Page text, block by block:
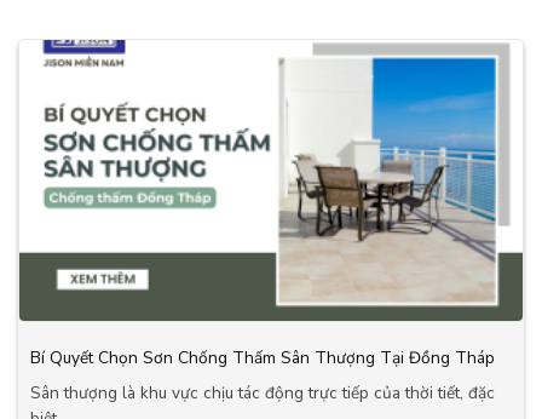
Bí Quyết Chọn Sơn Chống Thấm Sân Thượng Tại Đồng Tháp
Sân thượng là khu vực chịu tác động trực tiếp của thời tiết, đặc